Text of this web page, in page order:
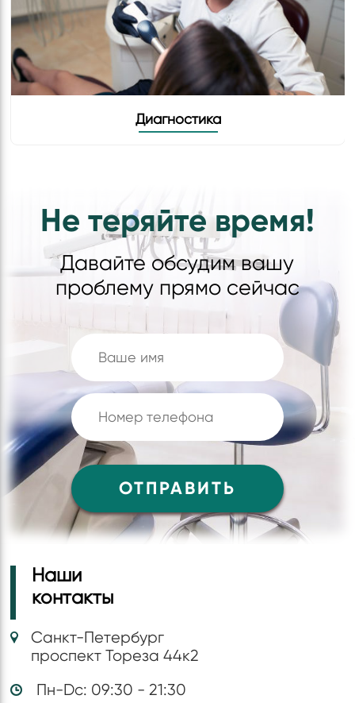
Диагностика
Не теряйте время!
Давайте обсудим вашу
проблему прямо сейчас
Наши
контакты
Санкт-Петербург
проспект Тореза 44к2
Пн-Dc: 09:30 - 21:30